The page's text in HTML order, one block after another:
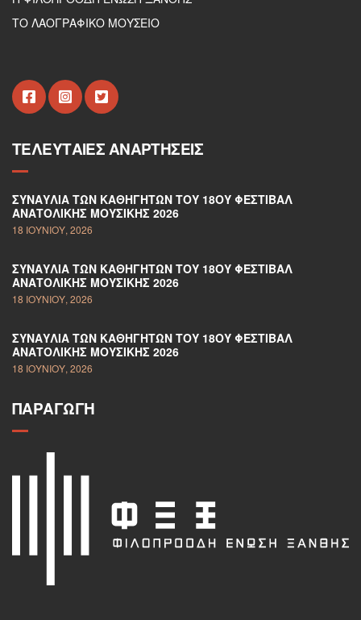
ΤΟ ΛΑΟΓΡΑΦΙΚΟ ΜΟΥΣΕΙΟ
ΤΕΛΕΥΤΑΊΕΣ ΑΝΑΡΤΉΣΕΙΣ
ΣΥΝΑΥΛΊΑ ΤΩΝ ΚΑΘΗΓΗΤΏΝ ΤΟΥ 18ΟΥ ΦΕΣΤΙΒΆΛ
ΑΝΑΤΟΛΙΚΉΣ ΜΟΥΣΙΚΉΣ 2026
18 ΙΟΥΝΊΟΥ, 2026
ΣΥΝΑΥΛΊΑ ΤΩΝ ΚΑΘΗΓΗΤΏΝ ΤΟΥ 18ΟΥ ΦΕΣΤΙΒΆΛ
ΑΝΑΤΟΛΙΚΉΣ ΜΟΥΣΙΚΉΣ 2026
18 ΙΟΥΝΊΟΥ, 2026
ΣΥΝΑΥΛΊΑ ΤΩΝ ΚΑΘΗΓΗΤΏΝ ΤΟΥ 18ΟΥ ΦΕΣΤΙΒΆΛ
ΑΝΑΤΟΛΙΚΉΣ ΜΟΥΣΙΚΉΣ 2026
18 ΙΟΥΝΊΟΥ, 2026
ΠΑΡΑΓΩΓΉ